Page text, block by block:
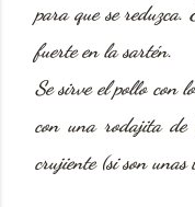
para que se reduzca.
fuerte en la sartén.
Se sirveel pollo con
con una rodajita de
crujiente (si son unas